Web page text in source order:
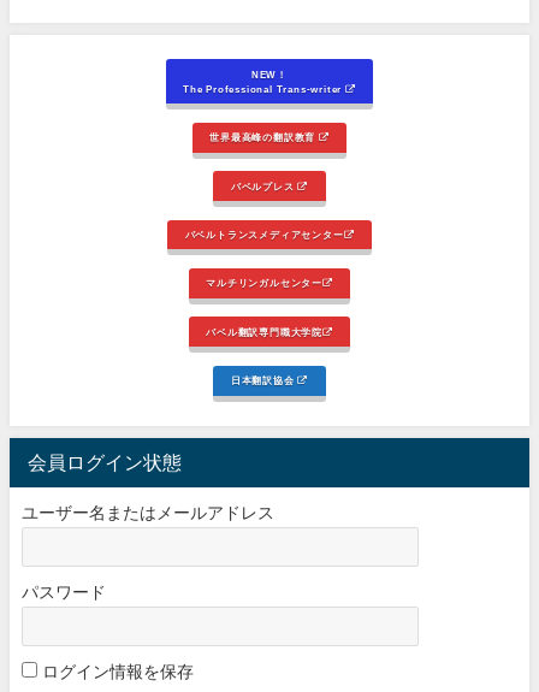
NEW！
The Professional Trans-writer
世界最高峰の翻訳教育
バベルプレス
バベルトランスメディアセンター
マルチリンガルセンター
バベル翻訳専門職大学院
日本翻訳協会
会員ログイン状態
ユーザー名またはメールアドレス
パスワード
ログイン情報を保存